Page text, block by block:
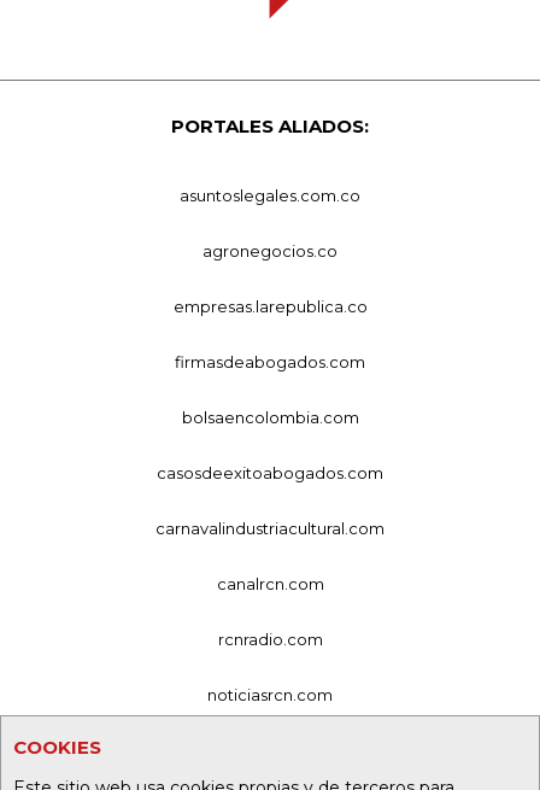
COOKIES
PORTALES ALIADOS:
asuntoslegales.com.co
agronegocios.co
empresas.larepublica.co
firmasdeabogados.com
bolsaencolombia.com
casosdeexitoabogados.com
carnavalindustriacultural.com
canalrcn.com
rcnradio.com
noticiasrcn.com